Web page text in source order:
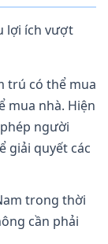
lợi ích vượt
trú có thể mua
mua nhà. Hiện
người
giải quyết các
trong thời
cần phải